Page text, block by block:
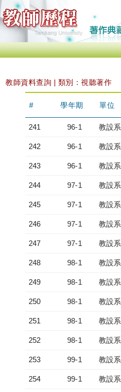
教師資料查詢 | 類別：視聽著作
# 學年期 單位
241 96-1 教設系
242 96-1 教設系
243 96-1 教設系
244 97-1 教設系
245 97-1 教設系
246 97-1 教設系
247 97-1 教設系
248 98-1 教設系
249 98-1 教設系
250 98-1 教設系
251 98-1 教設系
252 98-1 教設系
253 99-1 教設系
254 99-1 教設系